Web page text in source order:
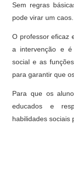
Sem regras
pode virar um caos.
O professor eficaz
a intervenção e é
social e as
para garantir que
Para que os
educados e
habilidades sociais